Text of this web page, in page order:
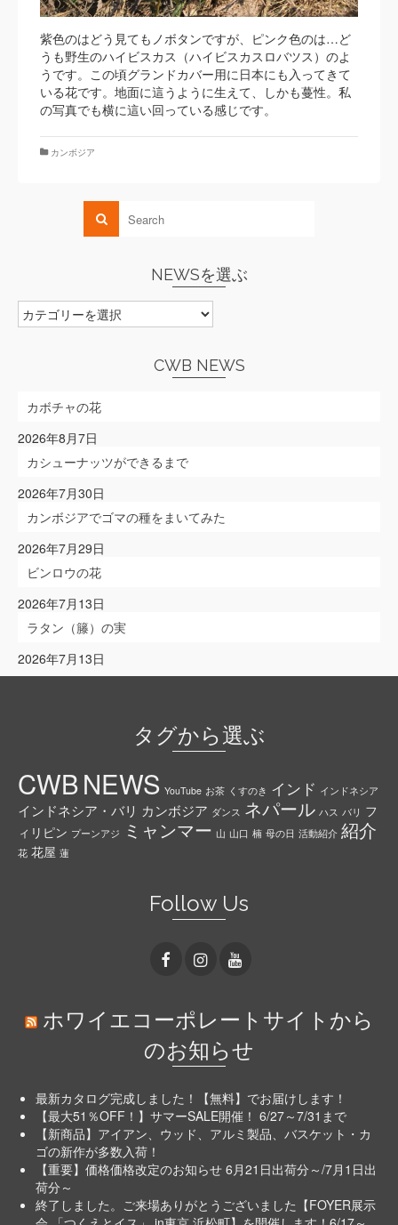
紫色のはどう見てもノボタンですが、ピンク色のは…ど
うも野生のハイビスカス（ハイビスカスロバツス）のよ
うです。この頃グランドカバー用に日本にも入ってきて
いる花です。地面に這うように生えて、しかも蔓性。私
の写真でも横に這い回っている感じです。
カンボジア
NEWSを選ぶ
NEWS
を
CWB NEWS
カボチャの花
2026年8月7日
カシューナッツができるまで
2026年7月30日
カンボジアでゴマの種をまいてみた
2026年7月29日
ビンロウの花
2026年7月13日
ラタン（籐）の実
2026年7月13日
タグから選ぶ
CWBNEWS YouTube お茶 くすのき インド インドネシア
インドネシア・バリ カンボジア ダンス ネパール ハス バリ フ
ィリピン プーンアジ ミャンマー 山 山口 楠 母の日 活動紹介 紹介
花 花屋 蓮
Follow Us
ホワイエコーポレートサイトから
のお知らせ
最新カタログ完成しました！【無料】でお届けします！
【最大51％OFF！】サマーSALE開催！ 6/27～7/31まで
【新商品】アイアン、ウッド、アルミ製品、バスケット・カ
ゴの新作が多数入荷！
【重要】価格価格改定のお知らせ 6月21日出荷分～/7月1日出
荷分～
終了しました。ご来場ありがとうございました【FOYER展示